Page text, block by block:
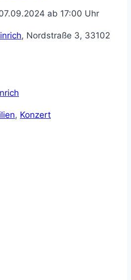
ab 17:00 Uhr
, Nordstraße 3, 33102
, Konzert